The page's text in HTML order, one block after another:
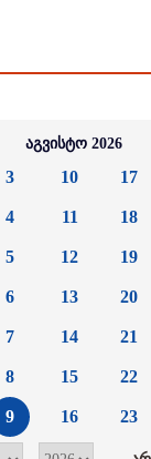
აგვისტო 2026
3
4
5
6
7
8
9
10
11
12
13
14
15
16
17
18
19
20
21
22
23